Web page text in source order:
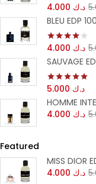
تم التقييمد.ك
تم التقييمد.ك
تم التقييمد.ك
د.ك
Featured
د.ك